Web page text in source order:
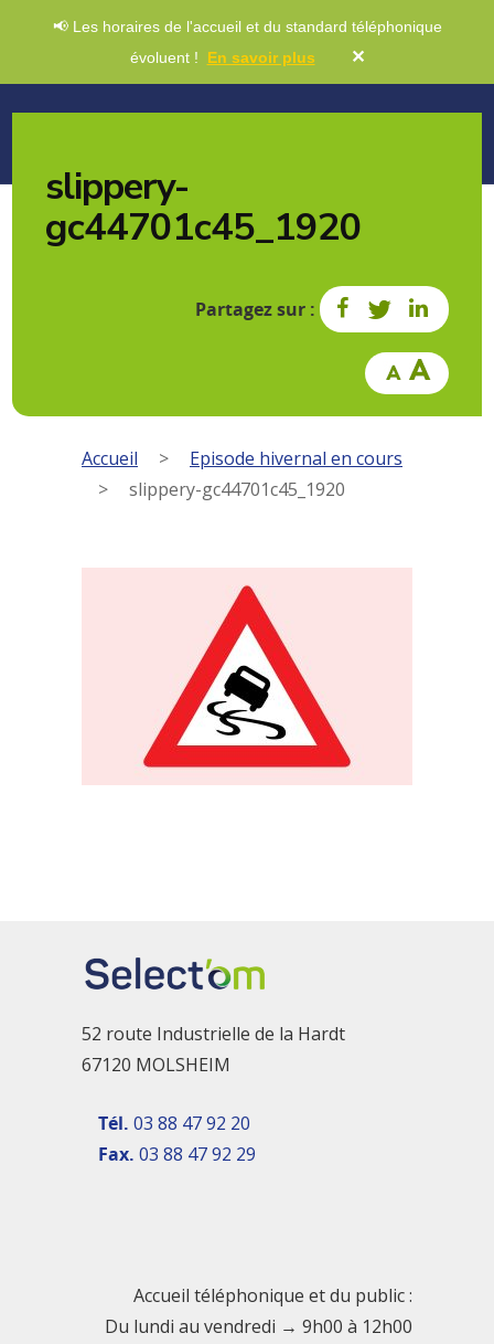
📢 Les horaires de l'accueil et du standard téléphonique
évoluent ! En savoir plus ✕
slippery-
gc44701c45_1920
Partagez sur :
Accueil >
Episode hivernal en cours
>
slippery-gc44701c45_1920
52 route Industrielle de la Hardt
67120 MOLSHEIM
Tél. 03 88 47 92 20
Fax. 03 88 47 92 29
Accueil téléphonique et du public :
Du lundi au vendredi → 9h00 à 12h00